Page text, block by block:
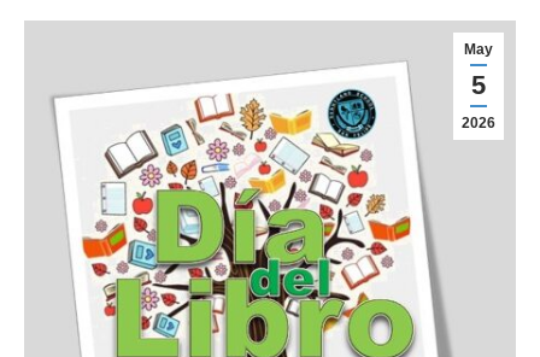
May
5
2026